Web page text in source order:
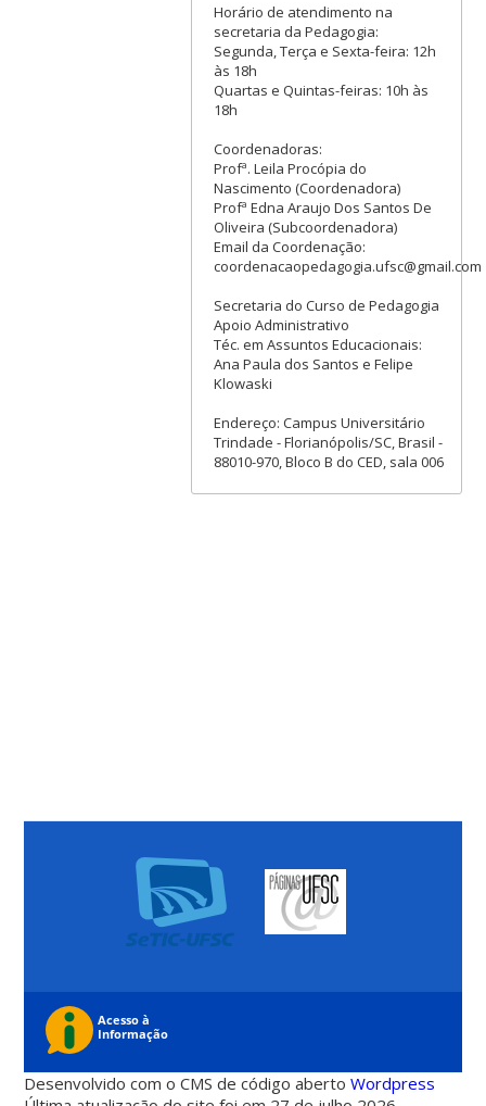
Horário de atendimento na
secretaria da Pedagogia:
Segunda, Terça e Sexta-feira: 12h
às 18h
Quartas e Quintas-feiras: 10h às
18h
Coordenadoras:
Profª. Leila Procópia do
Nascimento (Coordenadora)
Profª Edna Araujo Dos Santos De
Oliveira (Subcoordenadora)
Email da Coordenação:
coordenacaopedagogia.ufsc@gmail.com
Secretaria do Curso de Pedagogia
Apoio Administrativo
Téc. em Assuntos Educacionais:
Ana Paula dos Santos e Felipe
Klowaski
Endereço: Campus Universitário
Trindade - Florianópolis/SC, Brasil -
88010-970, Bloco B do CED, sala 006
Desenvolvido com o CMS de código abertoWordpress